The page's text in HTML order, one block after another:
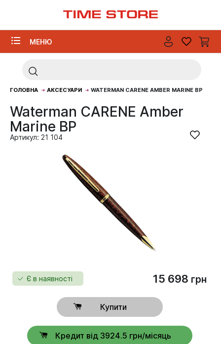
МЕНЮ
ГОЛОВНА АКСЕСУАРИ WATERMAN CARENE AMBER MARINE BP
Waterman CARENE Amber
Marine BP
Артикул: 21 104
Є в наявності 15 698 грн
Купити
Кредит від 3924.5 грн/місяць